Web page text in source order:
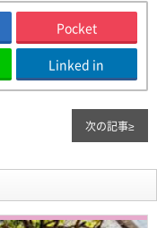
Pocket
Linked in
次の記事≥